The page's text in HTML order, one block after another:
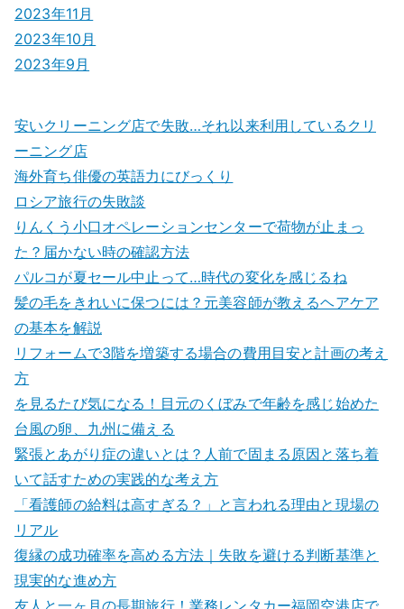
2023年11月
2023年10月
2023年9月
安いクリーニング店で失敗…それ以来利用しているクリ
ーニング店
海外育ち俳優の英語力にびっくり
ロシア旅行の失敗談
りんくう小口オペレーションセンターで荷物が止まっ
た？届かない時の確認方法
パルコが夏セール中止って…時代の変化を感じるね
髪の毛をきれいに保つには？元美容師が教えるヘアケア
の基本を解説
リフォームで3階を増築する場合の費用目安と計画の考え
方
を見るたび気になる！目元のくぼみで年齢を感じ始めた
台風の卵、九州に備える
緊張とあがり症の違いとは？人前で固まる原因と落ち着
いて話すための実践的な考え方
「看護師の給料は高すぎる？」と言われる理由と現場の
リアル
復縁の成功確率を高める方法｜失敗を避ける判断基準と
現実的な進め方
友人と一ヶ月の長期旅行！業務レンタカー福岡空港店で